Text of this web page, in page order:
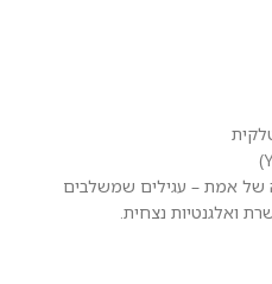
של אמת – עגילים שמשלבים
ואלגנטיות נצחית.